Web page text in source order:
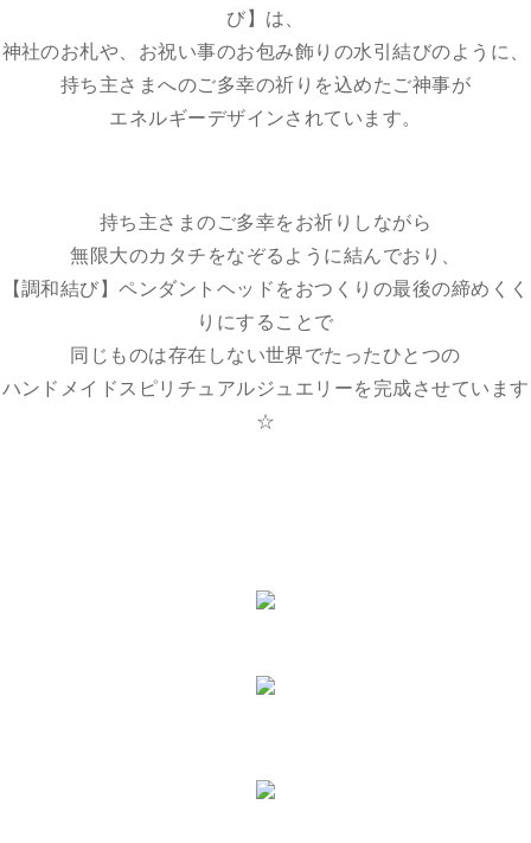
び】は、
神社のお札や、お祝い事のお包み飾りの水引結びのように、
持ち主さまへのご多幸の祈りを込めたご神事が
エネルギーデザインされています。
持ち主さまのご多幸をお祈りしながら
無限大のカタチをなぞるように結んでおり、
【調和結び】ペンダントヘッドをおつくりの最後の締めくく
りにすることで
同じものは存在しない世界でたったひとつの
ハンドメイドスピリチュアルジュエリーを完成させています
☆